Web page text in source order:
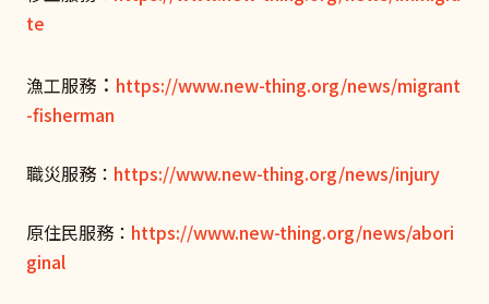
te
漁工服務 ： https://www.new-thing.org/news/migrant
-fisherman
職災服務： https://www.new-thing.org/news/injury
原住民服務： https://www.new-thing.org/news/abori
ginal